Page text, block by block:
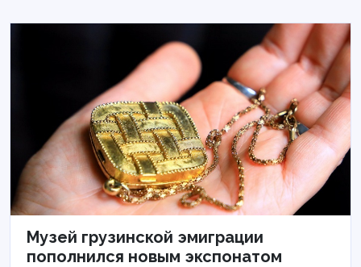
Музей грузинской эмиграции
пополнился новым экспонатом